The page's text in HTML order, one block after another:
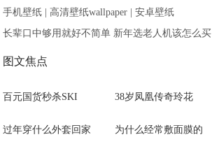
手机壁纸 | 高清壁纸wallpaper | 安卓壁纸
长辈口中够用就好不简单 新年选老人机该怎么买
图文焦点
百元国货秒杀SKI 38岁凤凰传奇玲花
过年穿什么外套回家 为什么经常敷面膜的